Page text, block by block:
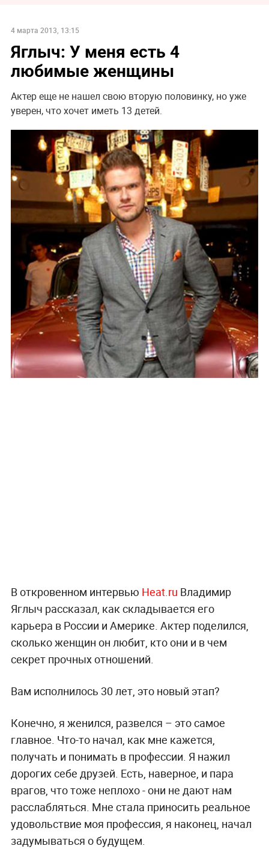
4 марта 2013, 13:15
Яглыч: У меня есть 4
любимые женщины
Актер еще не нашел свою вторую половинку, но уже
уверен, что хочет иметь 13 детей.
В откровенном интервью Heat.ru Владимир
Яглыч рассказал, как складывается его
карьера в России и Америке. Актер поделился,
сколько женщин он любит, кто они и в чем
секрет прочных отношений.
Вам исполнилось 30 лет, это новый этап?
Конечно, я женился, развелся – это самое
главное. Что-то начал, как мне кажется,
получать и понимать в профессии. Я нажил
дорогих себе друзей. Есть, наверное, и пара
врагов, что тоже неплохо - они не дают нам
расслабляться. Мне стала приносить реальное
удовольствие моя профессия, я наконец, начал
задумываться о будущем.